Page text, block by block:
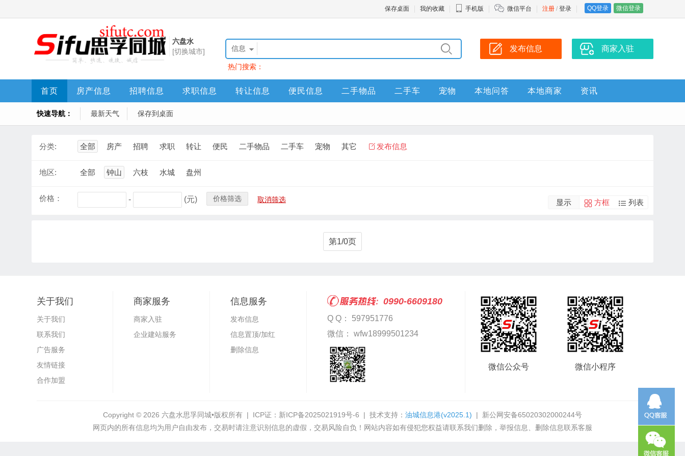
注册 / 登录 QQ登录 微信登录
保存桌面 我的收藏 手机版 微信平台
六盘水
[切换城市]
信息
热门搜索：
发布信息 商家入驻
首页 房产信息 招聘信息 求职信息 转让信息 便民信息 二手物品 二手车 宠物 本地问答 本地商家 资讯
快速导航： 最新天气 保存到桌面
分类: 全部 房产 招聘 求职 转让 便民 二手物品 二手车 宠物 其它 发布信息
地区: 全部 钟山 六枝 水城 盘州
价格： - (元) 价格筛选 取消筛选 显示 方框 列表
第1/0页
关于我们
关于我们
联系我们
广告服务
友情链接
合作加盟
商家服务
商家入驻
企业建站服务
信息服务
发布信息
信息置顶/加红
删除信息
0990-6609180
Q Q： 597951776
微信： wfw18999501234
微信公众号 微信小程序
Copyright © 2026 六盘水思孚同城•版权所有 | ICP证： 新ICP备2025021919号-6 | 技术支持： 油城信息港(v2025.1) | 新公网安备65020302000244号
网页内的所有信息均为用户自由发布，交易时请注意识别信息的虚假，交易风险自负！网站内容如有侵犯您权益请联系我们删除，举报信息、删除信息联系客服